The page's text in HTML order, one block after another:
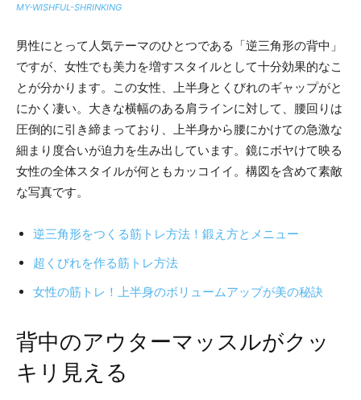
MY-WISHFUL-SHRINKING
男性にとって人気テーマのひとつである「逆三角形の背中」
ですが、女性でも美力を増すスタイルとして十分効果的なこ
とが分かります。この女性、上半身とくびれのギャップがと
にかく凄い。大きな横幅のある肩ラインに対して、腰回りは
圧倒的に引き締まっており、上半身から腰にかけての急激な
細まり度合いが迫力を生み出しています。鏡にボヤけて映る
女性の全体スタイルが何ともカッコイイ。構図を含めて素敵
な写真です。
逆三角形をつくる筋トレ方法！鍛え方とメニュー
超くびれを作る筋トレ方法
女性の筋トレ！上半身のボリュームアップが美の秘訣
背中のアウターマッスルがクッ
キリ見える